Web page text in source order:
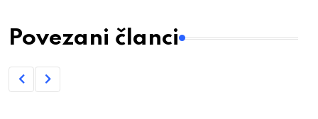
Povezani članci